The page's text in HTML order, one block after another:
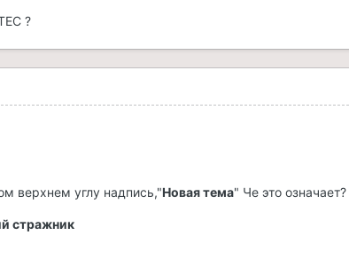
?
верхнем углу надпись,"Новая тема" Че это означает?
стражник